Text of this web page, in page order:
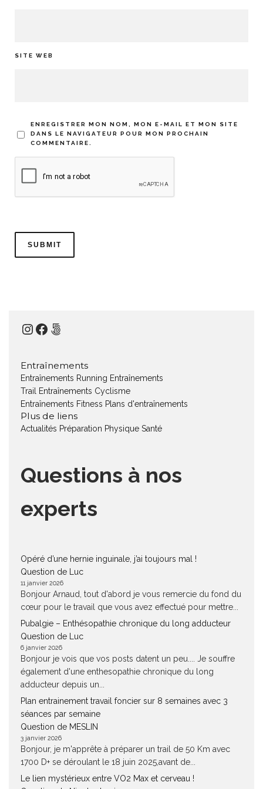
SITE WEB
ENREGISTRER MON NOM, MON E-MAIL ET MON SITE
DANS LE NAVIGATEUR POUR MON PROCHAIN
COMMENTAIRE.
Instagram
Facebook
500px
Entraînements
Entraînements Running Entraînements
Trail
Entraînements Cyclisme
Entraînements Fitness Plans d'entraînements
Plus de liens
Actualités Préparation Physique Santé
Questions à nos
experts
Opéré d’une hernie inguinale, j’ai toujours mal !
Question de Luc
11 janvier 2026
Bonjour Arnaud, tout d'abord je vous remercie du fond du
cœur pour le travail que vous avez effectué pour mettre...
Pubalgie – Enthésopathie chronique du long adducteur
Question de Luc
6 janvier 2026
Bonjour je vois que vos posts datent un peu.... Je souffre
également d'une enthesopathie chronique du long
adducteur depuis un...
Plan entrainement travail foncier sur 8 semaines avec 3
séances par semaine
Question de MESLIN
3 janvier 2026
Bonjour, je m'apprête à préparer un trail de 50 Km avec
1700 D+ se déroulant le 18 juin 2025,avant de...
Le lien mystérieux entre VO2 Max et cerveau !